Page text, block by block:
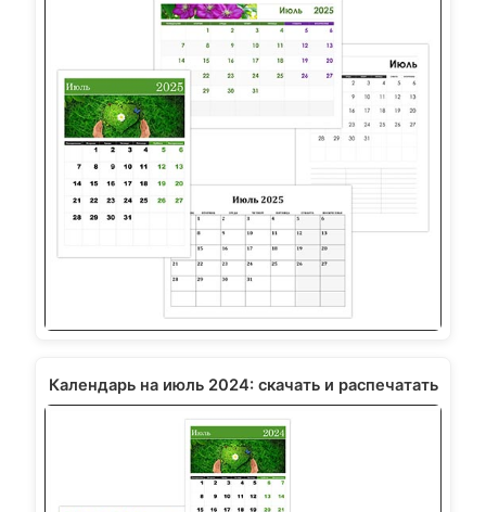
Календарь на июль 2024: скачать и распечатать